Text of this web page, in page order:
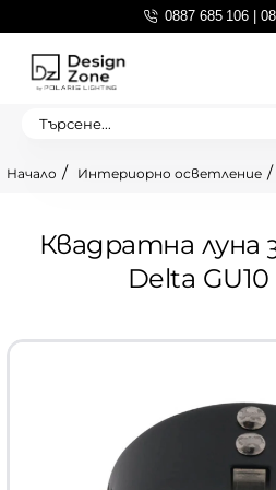
0887 685 106 |
Търсене...
Квадратна луна
Delta
Интериорно осветление